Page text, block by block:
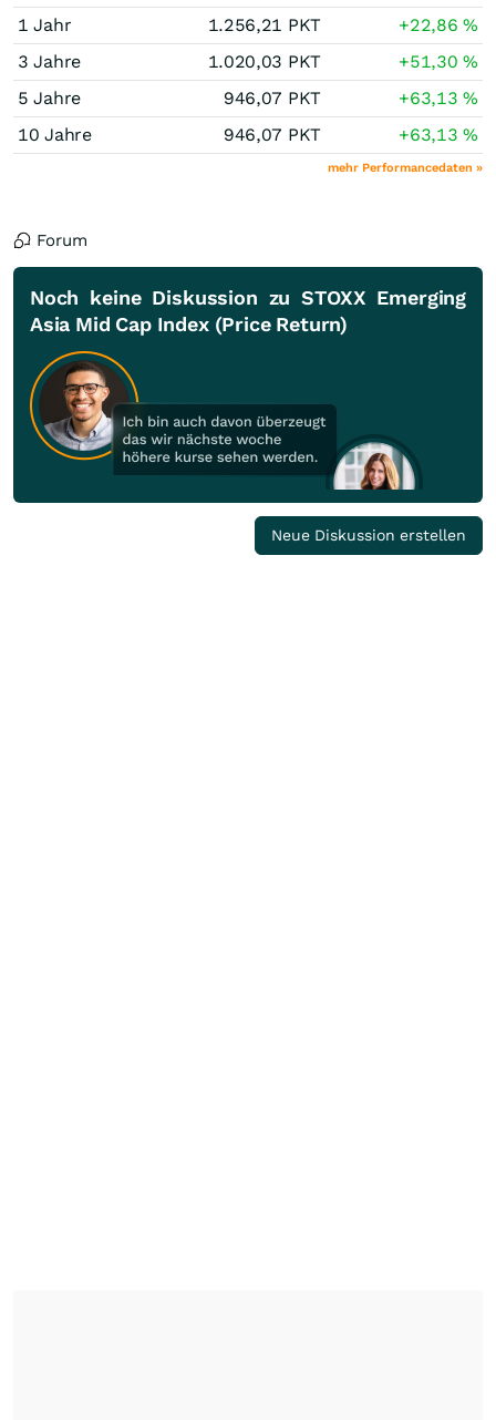
1 Jahr
1.256,21 PKT +22,86%
3 Jahre
1.020,03 PKT +51,30%
5 Jahre
946,07 PKT +63,13%
10 Jahre
946,07 PKT +63,13%
mehr Performancedaten »
Forum
Noch keine Diskussion zu STOXX Emerging
Asia Mid Cap Index (Price Return)
Neue Diskussion erstellen